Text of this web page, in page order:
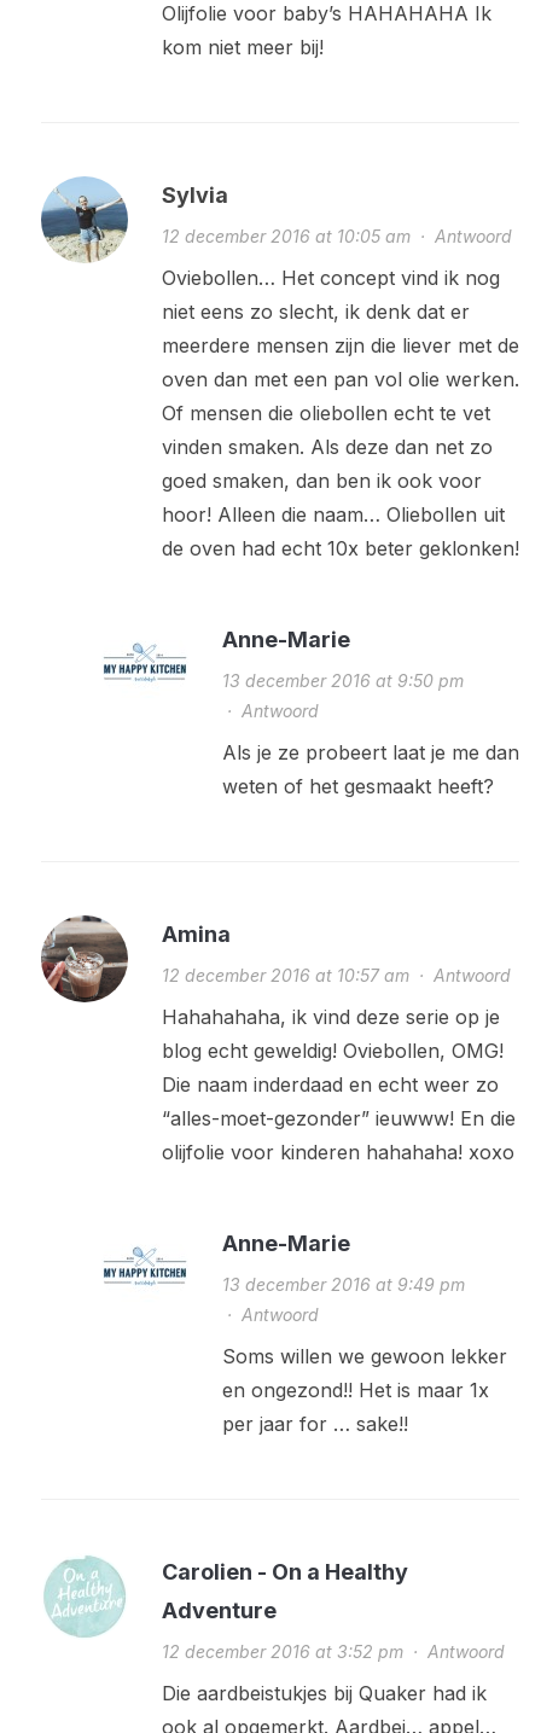
Olijfolie voor baby’s HAHAHAHA Ik
kom niet meer bij!
Sylvia
12 december 2016 at 10:05 am· Antwoord
Oviebollen… Het concept vind ik nog
niet eens zo slecht, ik denk dat er
meerdere mensen zijn die liever met de
oven dan met een pan vol olie werken.
Of mensen die oliebollen echt te vet
vinden smaken. Als deze dan net zo
goed smaken, dan ben ik ook voor
hoor! Alleen die naam… Oliebollen uit
de oven had echt 10x beter geklonken!
Anne-Marie
13 december 2016 at 9:50 pm
· Antwoord
Als je ze probeert laat je me dan
weten of het gesmaakt heeft?
Amina
12 december 2016 at 10:57 am· Antwoord
Hahahahaha, ik vind deze serie op je
blog echt geweldig! Oviebollen, OMG!
Die naam inderdaad en echt weer zo
“alles-moet-gezonder” ieuwww! En die
olijfolie voor kinderen hahahaha! xoxo
Anne-Marie
13 december 2016 at 9:49 pm
· Antwoord
Soms willen we gewoon lekker
en ongezond!! Het is maar 1x
per jaar for … sake!!
Carolien - On a Healthy
Adventure
12 december 2016 at 3:52 pm· Antwoord
Die aardbeistukjes bij Quaker had ik
ook al opgemerkt. Aardbei… appel…